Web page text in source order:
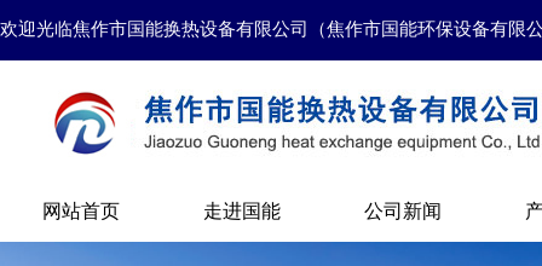
欢迎光临焦作市国能换热设备有限公司（焦作市国能环保设备有限
网站首页 走进国能 公司新闻